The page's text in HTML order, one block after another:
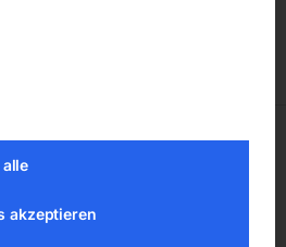
akzeptieren